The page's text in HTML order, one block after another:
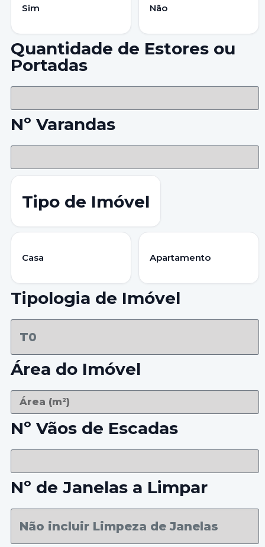
Sim Não
Quantidade de Estores ou
Portadas
Nº Varandas
Tipo de Imóvel
Casa Apartamento
Tipologia de Imóvel
Área do Imóvel
Nº Vãos de Escadas
Nº de Janelas a Limpar